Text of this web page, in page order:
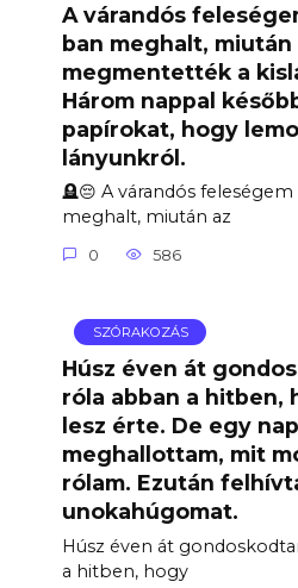
A várandós
ban meghalt,
megmentették a
Három nappal
papírokat, hogy
lányunkról.
🪦😔 A várandós
meghalt, miután az
0 586
SZÓRAKOZÁS
Húsz éven át
róla abban a hitben,
lesz érte. De egy
meghallottam, mit
rólam. Ezután
unokahúgomat.
Húsz éven át
a hitben, hogy